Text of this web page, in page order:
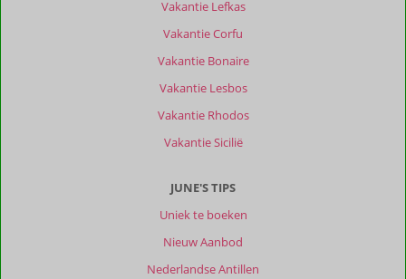
Vakantie Lefkas
Vakantie Corfu
Vakantie Bonaire
Vakantie Lesbos
Vakantie Rhodos
Vakantie Sicilië
JUNE'S TIPS
Uniek te boeken
Nieuw Aanbod
Nederlandse Antillen